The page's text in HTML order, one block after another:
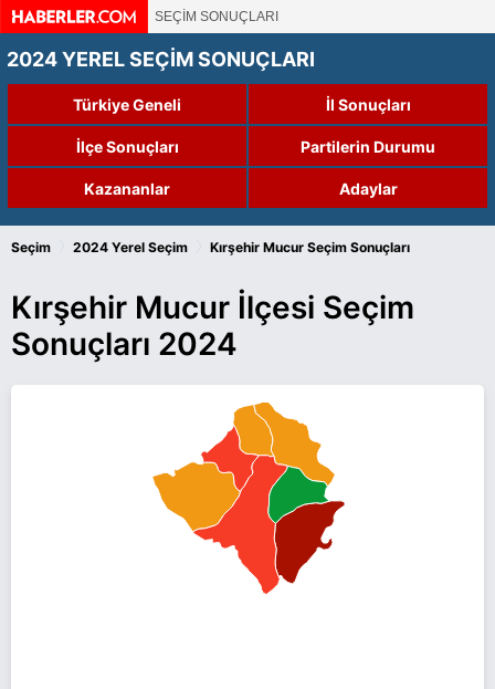
SEÇİM SONUÇLARI
2024 YEREL SEÇİM SONUÇLARI
Türkiye Geneli İl Sonuçları
İlçe Sonuçları Partilerin Durumu
Kazananlar Adaylar
Seçim 2024 Yerel Seçim Kırşehir Mucur Seçim Sonuçları
Kırşehir Mucur İlçesi Seçim
Sonuçları 2024